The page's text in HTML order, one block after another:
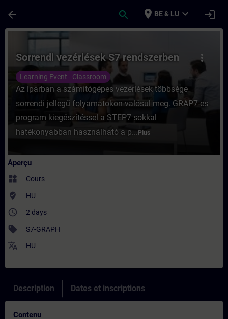
arrow_back search place BE & LU expand_more login
Cours - Sorrendi vezérlések S7
more_vert
Sorrendi vezérlések S7 rendszerben
Learning Event - Classroom
Az iparban a számítógépes vezérlések többsége
sorrendi jellegű folyamatokon valósul meg. GRAP7-es
program kiegészítéssel a STEP7 sokkal
hatékonyabban használható a p... Plus
Aperçu
widgets Cours
where_to_vote HU
access_time 2 days
sell S7-GRAPH
translate HU
Description Dates et inscriptions
Contenu